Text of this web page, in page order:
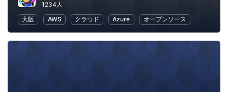
1234人
大阪
AWS クラウド Azure オープンソース